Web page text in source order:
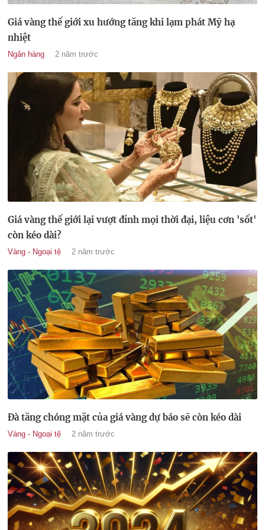
Giá vàng thế giới xu hướng tăng khi lạm phát Mỹ hạ
nhiệt
Ngân hàng 2 năm trước
Giá vàng thế giới lại vượt đỉnh mọi thời đại, liệu cơn 'sốt'
còn kéo dài?
Vàng - Ngoại tệ 2 năm trước
Đà tăng chóng mặt của giá vàng dự báo sẽ còn kéo dài
Vàng - Ngoại tệ 2 năm trước